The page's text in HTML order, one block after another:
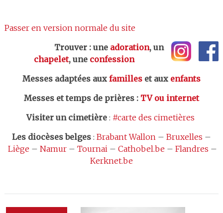
Passer en version normale du site
Trouver : une adoration, un
chapelet, une confession
Messes adaptées aux familleset aux enfants
Messes et temps de prières: TV ou internet
Visiter un cimetière: #carte des cimetières
Les diocèses belges: Brabant Wallon– Bruxelles –
Liège – Namur– Tournai– Cathobel.be – Flandres –
Kerknet.be